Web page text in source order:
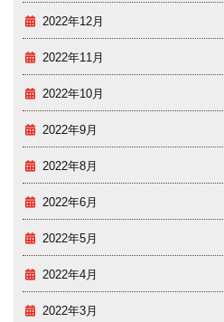
2022年12月
2022年11月
2022年10月
2022年9月
2022年8月
2022年6月
2022年5月
2022年4月
2022年3月